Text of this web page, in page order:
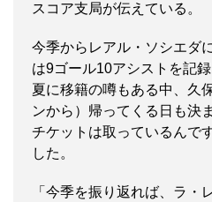
スコア支局が伝えている。
今季からレアル・ソシエダ
は9ゴール10アシストを記
夏に移籍の噂もある中、久
ンから）帰ってくる日も決
チケットは取っているんで
した。
「今季を振り返れば、ラ・